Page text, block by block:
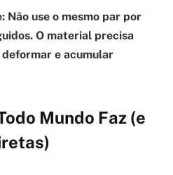
Não use o mesmo par por
O material precisa
deformar e acumular
Mundo Faz (e